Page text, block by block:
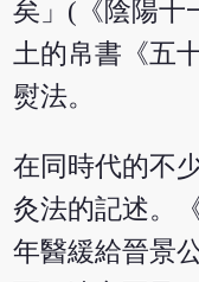
矣」(《陰陽十
土的帛書《五
熨法。
在同時代的不
灸法的記述。
年醫緩給晉景